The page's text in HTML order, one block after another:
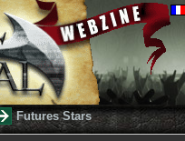
Futures Stars